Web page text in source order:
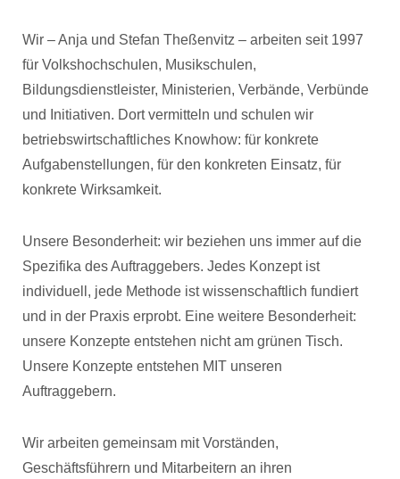
Wir – Anja und Stefan Theßenvitz – arbeiten seit 1997
für Volkshochschulen, Musikschulen,
Bildungsdienstleister, Ministerien, Verbände, Verbünde
und Initiativen. Dort vermitteln und schulen wir
betriebswirtschaftliches Knowhow: für konkrete
Aufgabenstellungen, für den konkreten Einsatz, für
konkrete Wirksamkeit.
Unsere Besonderheit: wir beziehen uns immer auf die
Spezifika des Auftraggebers. Jedes Konzept ist
individuell, jede Methode ist wissenschaftlich fundiert
und in der Praxis erprobt. Eine weitere Besonderheit:
unsere Konzepte entstehen nicht am grünen Tisch.
Unsere Konzepte entstehen MIT unseren
Auftraggebern.
Wir arbeiten gemeinsam mit Vorständen,
Geschäftsführern und Mitarbeitern an ihren